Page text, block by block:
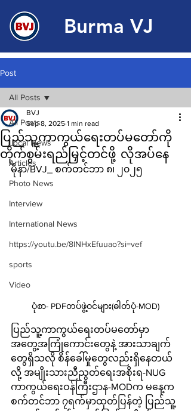
Burma VJ
Post
All Posts
Local News
Articles
Photo News
Interview
International News
https://youtu.be/8lNHxEfuuao?si=vef
sports
Video
All Posts
ပြည်သူ့ကာကွယ်ရေးတပ်မတော်ကို
တိုက်စွမ်းရည်မြှင့်တင်ဖို့ လိုအပ်နေ
BVJ
Sep 8, 2025 1 min read
မိုနာ/BVJ_ စက်တင်ဘာ ၈၊ ၂၀၂၅
ပုံစာ- PDFတပ်ဖွဲ့ဝင်များ(ဓါတ်ပုံ-MOD)
ပြည်သူ့ကာကွယ်ရေးတပ်မတော်မှာ
အတွေ့အကြုံကောင်းတွေနဲ့ အားသာချက်
တွေရှိသလို စိန်ခေါ်မှုတွေလည်းရှိနေတယ်
လို့ အမျိုးသားညီညွတ်ရေးအစိုးရ-NUG
ကာကွယ်ရေးဝန်ကြီးဌာန-MODက မနေ့က
စက်တင်ဘာ ၇ရက်မှာထုတ်ပြန်တဲ့ ပြည်သူ့